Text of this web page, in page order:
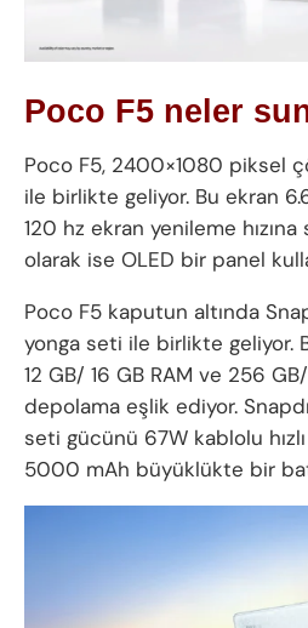
Poco F5 neler
Poco F5, 2400×1080 piksel
ile birlikte geliyor. Bu ekran
120 hz ekran yenileme
olarak ise OLED bir panel
Poco F5 kaputun altında
yonga seti ile birlikte geliyor.
12 GB/ 16 GB RAM ve 256
depolama eşlik ediyor.
seti gücünü 67W kablolu
5000 mAh büyüklükte bir